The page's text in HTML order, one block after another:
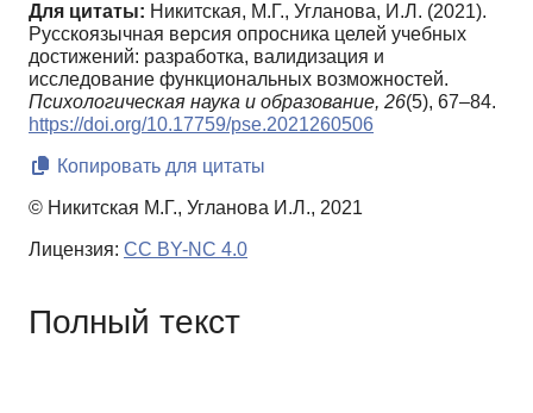
Для цитаты: Никитская, М.Г., Угланова, И.Л. (2021).
Русскоязычная версия опросника целей учебных
достижений: разработка, валидизация и
исследование функциональных возможностей.
Психологическая наука и образование, 26(5), 67–84.
https://doi.org/10.17759/pse.2021260506
Копировать для цитаты
© Никитская М.Г., Угланова И.Л., 2021
Лицензия: CC BY-NC 4.0
Полный текст